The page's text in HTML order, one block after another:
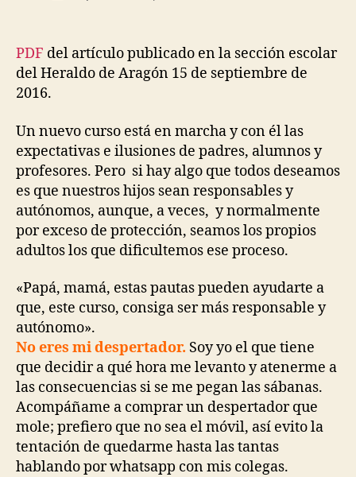
PDF del artículo publicado en la sección escolar
del Heraldo de Aragón 15 de septiembre de
2016.
Un nuevo curso está en marcha y con él las
expectativas e ilusiones de padres, alumnos y
profesores. Pero si hay algo que todos deseamos
es que nuestros hijos sean responsables y
autónomos, aunque, a veces, y normalmente
por exceso de protección, seamos los propios
adultos los que dificultemos ese proceso.
«Papá, mamá, estas pautas pueden ayudarte a
que, este curso, consiga ser más responsable y
autónomo».
No eres mi despertador. Soy yo el que tiene
que decidir a qué hora me levanto y atenerme a
las consecuencias si se me pegan las sábanas.
Acompáñame a comprar un despertador que
mole; prefiero que no sea el móvil, así evito la
tentación de quedarme hasta las tantas
hablando por whatsapp con mis colegas.